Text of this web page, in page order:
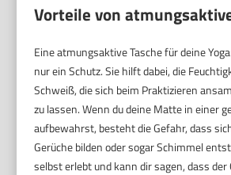
Vorteile von
Eine atmungsaktive Tasche für deine
nur ein Schutz. Sie hilft dabei, die
Schweiß, die sich beim Praktizieren
zu lassen. Wenn du deine Matte in einer
aufbewahrst, besteht die Gefahr, dass
Gerüche bilden oder sogar Schimmel
selbst erlebt und kann dir sagen, dass